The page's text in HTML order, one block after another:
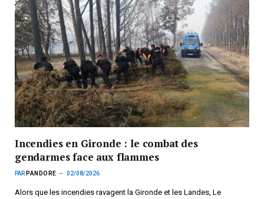
Incendies en Gironde : le combat des
gendarmes face aux flammes
PAR PANDORE 02/08/2026
Alors que les incendies ravagent la Gironde et les Landes, Le